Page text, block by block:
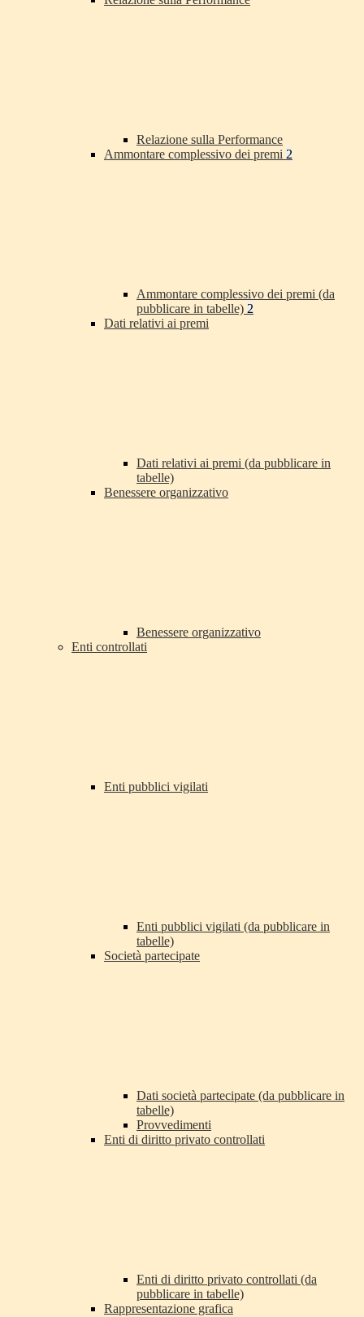
Relazione sulla Performance
Ammontare complessivo dei premi 2
Ammontare complessivo dei premi (da
pubblicare in tabelle) 2
Dati relativi ai premi
Dati relativi ai premi (da pubblicare in
tabelle)
Benessere organizzativo
Benessere organizzativo
Enti controllati
Enti pubblici vigilati
Enti pubblici vigilati (da pubblicare in
tabelle)
Società partecipate
Dati società partecipate (da pubblicare in
tabelle)
Provvedimenti
Enti di diritto privato controllati
Enti di diritto privato controllati (da
pubblicare in tabelle)
Rappresentazione grafica